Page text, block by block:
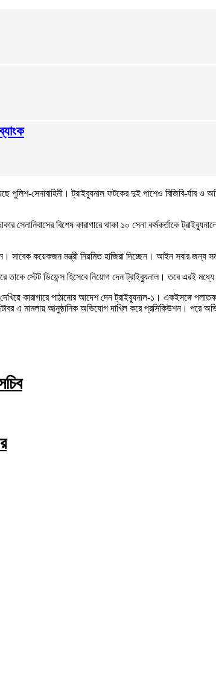
পুলিশ-সেনাবাহিনী। ট্রাইব্যুনাল ফটকের দুই পাশেও বিজিবি-
বিশেষ কারাগারে থাকা ১০ সেনা কর্মকর্তাকে
সাবেক কয়েকজন মন্ত্রী নিয়মিত হাজিরা দিচ্ছেন। আইন সবার জন্য
স্টেট ডিফেন্স হিসেবে নিয়োগ দেন ট্রাইব্যুনাল। তবে এরই
কারাগারে পাঠানোর আদেশ দেন ট্রাইব্যুনাল-১। একইসঙ্গে
এ মামলায় আনুষ্ঠানিক অভিযোগ দাখিল করে প্রসিকিউশন। পরে